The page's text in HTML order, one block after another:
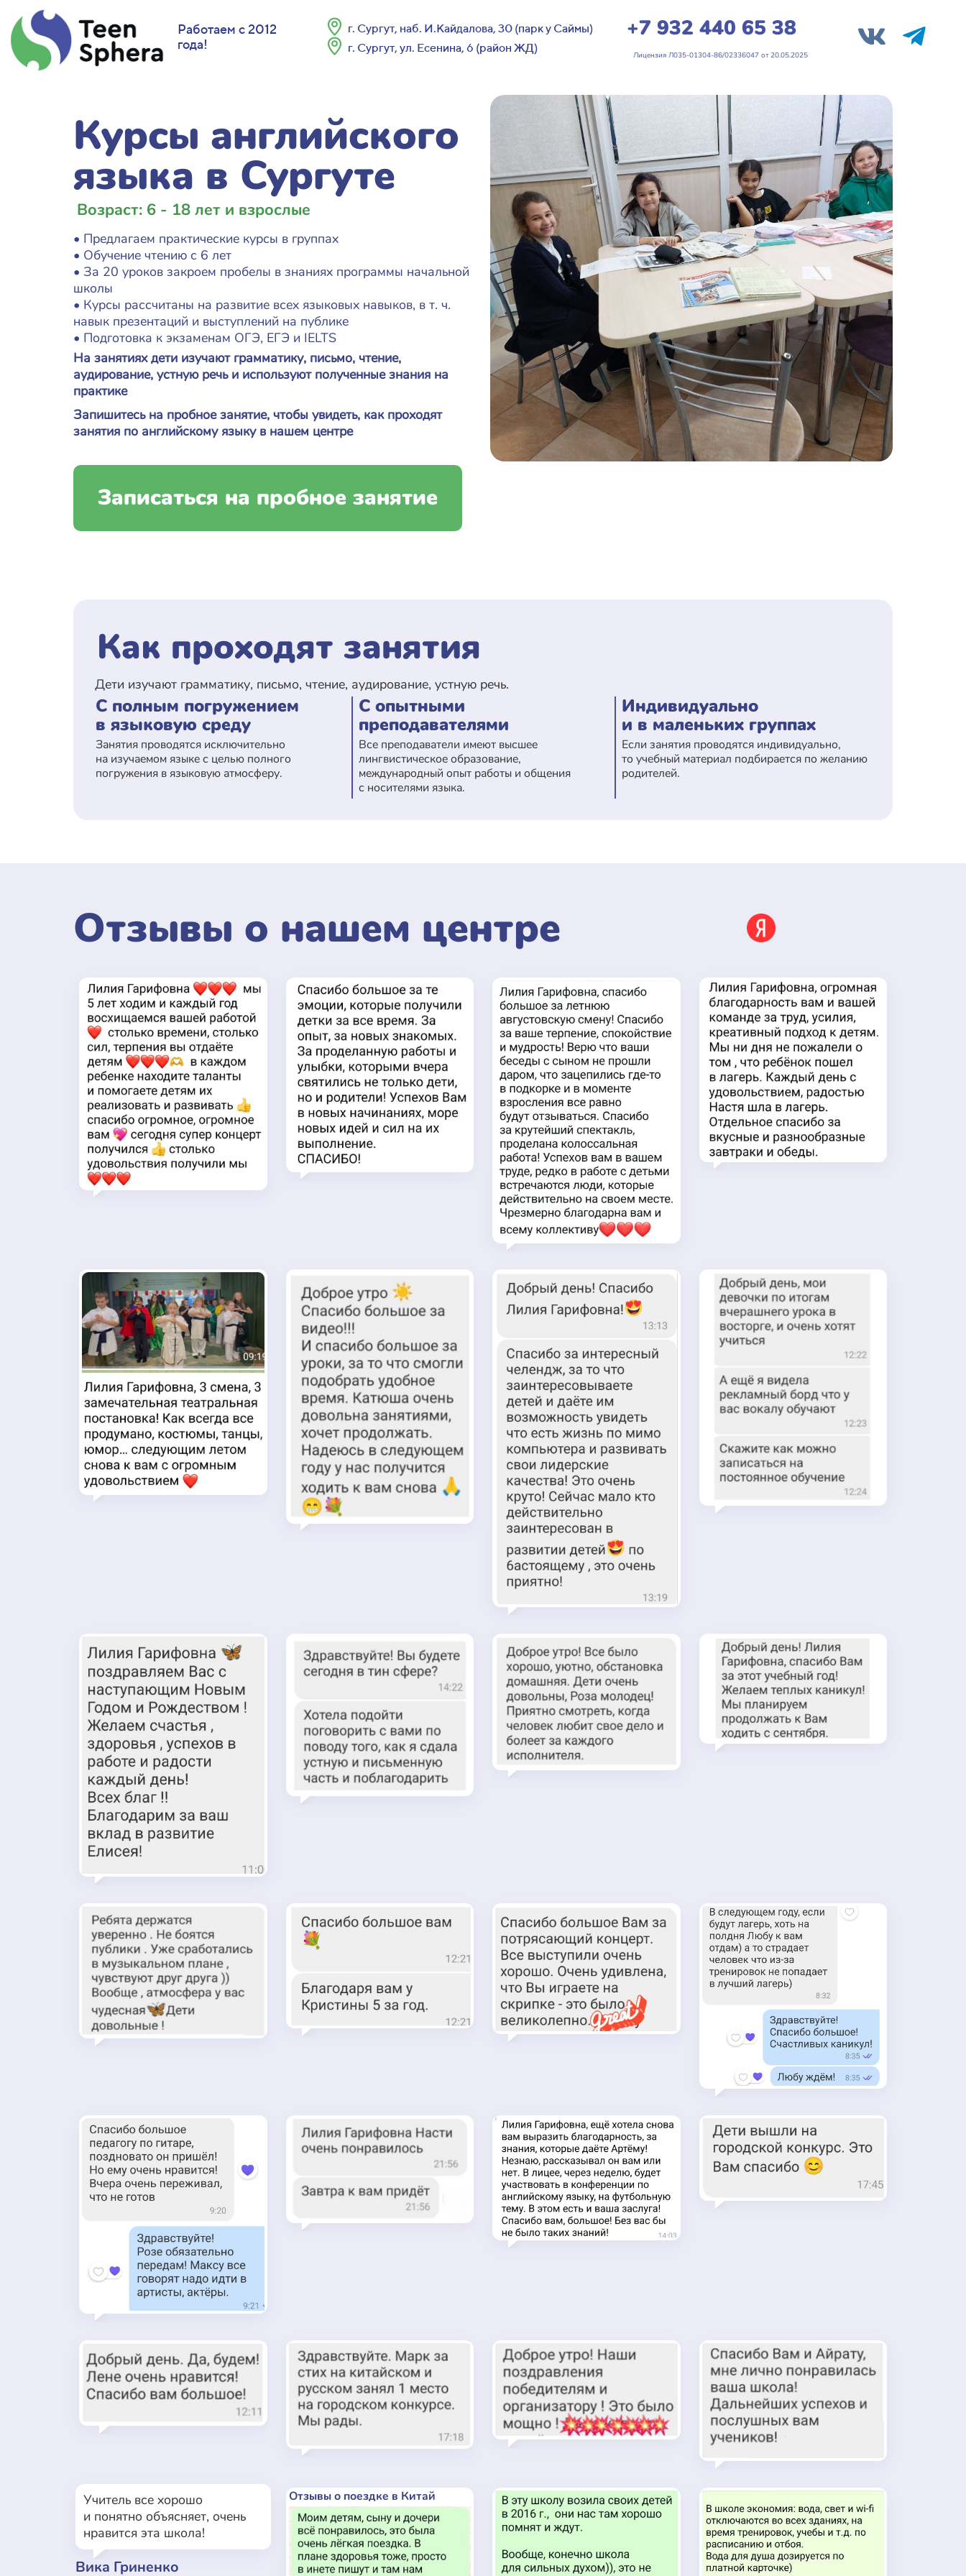
Работаем с 2012
года!
г. Сургут, наб. И.Кайдалова, 30 (парк у Саймы)
г. Сургут, ул. Есенина, 6 (район ЖД)
+7 932 440 65 38
Лицензия Л035-01304-86/02336047 от 20.05.2025
Курсы английского
языка в Сургуте
Возраст: 6 - 18 лет и взрослые
• Предлагаем практические курсы в группах
• Обучение чтению с 6 лет
• За 20 уроков закроем пробелы в знаниях программы начальной
школы
• Курсы рассчитаны на развитие всех языковых навыков, в т. ч.
навык презентаций и выступлений на публике
• Подготовка к экзаменам ОГЭ, ЕГЭ и IELTS
На занятиях дети изучают грамматику, письмо, чтение,
аудирование, устную речь и используют полученные знания на
практике
Запишитесь на пробное занятие, чтобы увидеть, как проходят
занятия по английскому языку в нашем центре
Записаться на пробное занятие
Как проходят занятия
Дети изучают грамматику, письмо, чтение, аудирование, устную речь.
С полным погружением
в языковую среду
Занятия проводятся исключительно
на изучаемом языке с целью полного
погружения в языковую атмосферу.
С опытными
преподавателями
Все преподаватели имеют высшее
лингвистическое образование,
международный опыт работы и общения
с носителями языка.
Индивидуально
и в маленьких группах
Если занятия проводятся индивидуально,
то учебный материал подбирается по желанию
родителей.
Отзывы о нашем центре
Учитель все хорошо
и понятно объясняет, очень
нравится эта школа!
Вика Гриненко
Отзывы о поездке в Китай